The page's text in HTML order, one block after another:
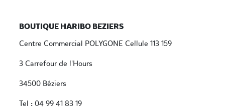
BOUTIQUE HARIBO BEZIERS
Centre Commercial POLYGONE Cellule 113 159
3 Carrefour de l'Hours
34500 Béziers
Tel : 04 99 41 83 19‬